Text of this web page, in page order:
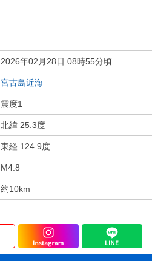
2026年02月28日 08時55分頃
宮古島近海
震度1
北緯 25.3度
東経 124.9度
M4.8
約10km